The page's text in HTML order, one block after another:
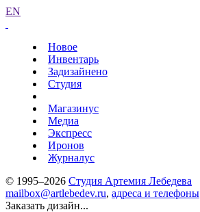
EN
Новое
Инвентарь
Задизайнено
Студия
Магазинус
Медиа
Экспресс
Иронов
Журналус
© 1995–2026 Студия Артемия Лебедева
mailbox@artlebedev.ru, адреса и телефоны
Заказать дизайн...